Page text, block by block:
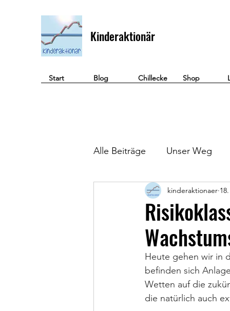
Kinderaktionär
Start Blog Chillecke Shop
Alle Beiträge Unser Weg
Geld verdienenkinderaktionaer
Heute gehen wir in
befinden sich
Wetten auf die
die natürlich auch